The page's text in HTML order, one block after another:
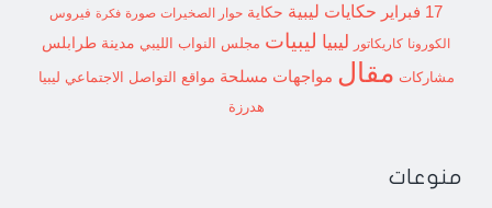
17 فبراير
حكايات ليبية حكاية حوار الصخيرات صورة فكرة فيروس
الكورونا كاريكاتور ليبيا ليبيات مجلس النواب الليبي مدينة طرابلس
مشاركات مقال مواجهات مسلحة مواقع التواصل الاجتماعي ليبيا
هدرزة
منوعات